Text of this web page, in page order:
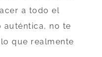
a todo el
auténtica, no te
que realmente